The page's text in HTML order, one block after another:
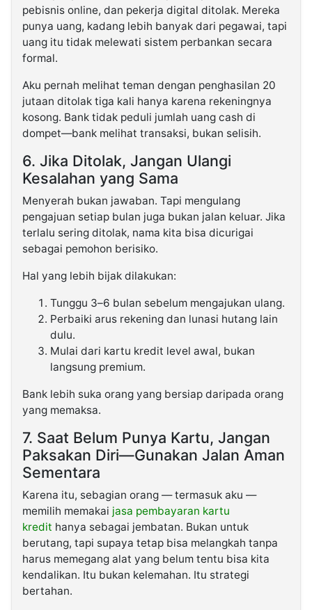
pebisnis online, dan pekerja digital ditolak. Mereka
punya uang, kadang lebih banyak dari pegawai, tapi
uang itu tidak melewati sistem perbankan secara
formal.
Aku pernah melihat teman dengan penghasilan 20
jutaan ditolak tiga kali hanya karena rekeningnya
kosong. Bank tidak peduli jumlah uang cash di
dompet—bank melihat transaksi, bukan selisih.
6. Jika Ditolak, Jangan Ulangi
Kesalahan yang Sama
Menyerah bukan jawaban. Tapi mengulang
pengajuan setiap bulan juga bukan jalan keluar. Jika
terlalu sering ditolak, nama kita bisa dicurigai
sebagai pemohon berisiko.
Hal yang lebih bijak dilakukan:
Tunggu 3–6 bulan sebelum mengajukan ulang.
Perbaiki arus rekening dan lunasi hutang lain
dulu.
Mulai dari kartu kredit level awal, bukan
langsung premium.
Bank lebih suka orang yang bersiap daripada orang
yang memaksa.
7. Saat Belum Punya Kartu, Jangan
Paksakan Diri—Gunakan Jalan Aman
Sementara
Karena itu, sebagian orang — termasuk aku —
memilih memakai jasa pembayaran kartu
kredit hanya sebagai jembatan. Bukan untuk
berutang, tapi supaya tetap bisa melangkah tanpa
harus memegang alat yang belum tentu bisa kita
kendalikan. Itu bukan kelemahan. Itu strategi
bertahan.